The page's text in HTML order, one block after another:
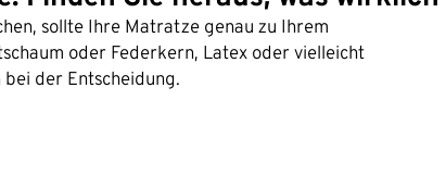
sollte Ihre Matratze genau zu Ihrem
oder Federkern, Latex oder vielleicht
der Entscheidung.